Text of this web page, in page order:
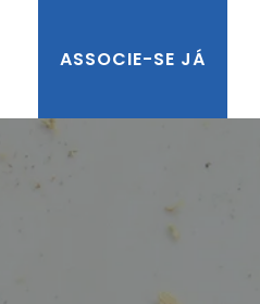
ASSOCIE-SE JÁ